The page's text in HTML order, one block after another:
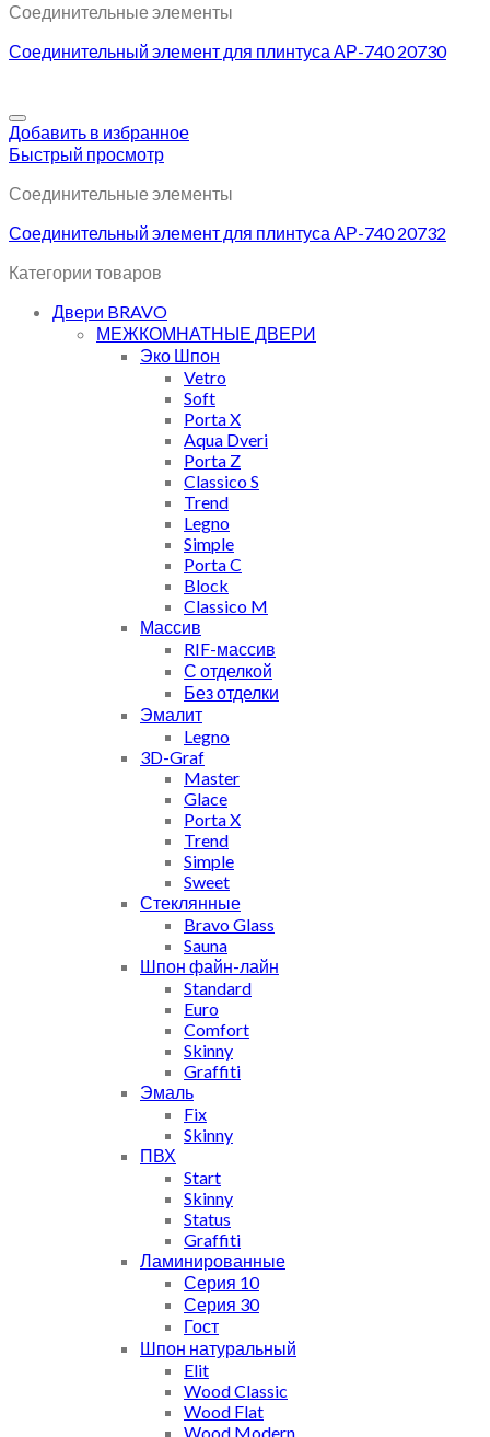
Соединительные элементы
Соединительный элемент для плинтуса АР-740 20730
Добавить в избранное
Быстрый просмотр
Соединительные элементы
Соединительный элемент для плинтуса АР-740 20732
Категории товаров
Двери BRAVO
МЕЖКОМНАТНЫЕ ДВЕРИ
Эко Шпон
Vetro
Soft
Porta X
Aqua Dveri
Porta Z
Classico S
Trend
Legno
Simple
Porta C
Block
Classico M
Массив
RIF-массив
С отделкой
Без отделки
Эмалит
Legno
3D-Graf
Master
Glace
Porta X
Trend
Simple
Sweet
Стеклянные
Bravo Glass
Sauna
Шпон файн-лайн
Standard
Euro
Comfort
Skinny
Graffiti
Эмаль
Fix
Skinny
ПВХ
Start
Skinny
Status
Graffiti
Ламинированные
Серия 10
Серия 30
Гост
Шпон натуральный
Elit
Wood Classic
Wood Flat
Wood Modern